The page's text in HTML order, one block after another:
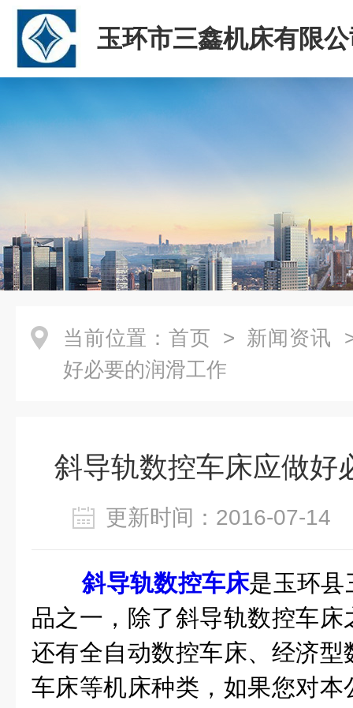
玉环市三鑫机床有限
当前位置： 首页 > 新闻资讯
好必要的润滑工作
斜导轨数控车床应做好
更新时间：2016-07-
斜导轨数控车床是玉环县
品之一，除了斜导轨数控车
还有全自动数控车床、经济
车床等机床种类，如果您对